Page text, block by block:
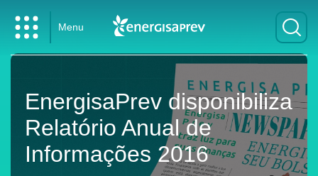
Menu
EnergisaPrev disponibiliza
Relatório Anual de
Informações 2016